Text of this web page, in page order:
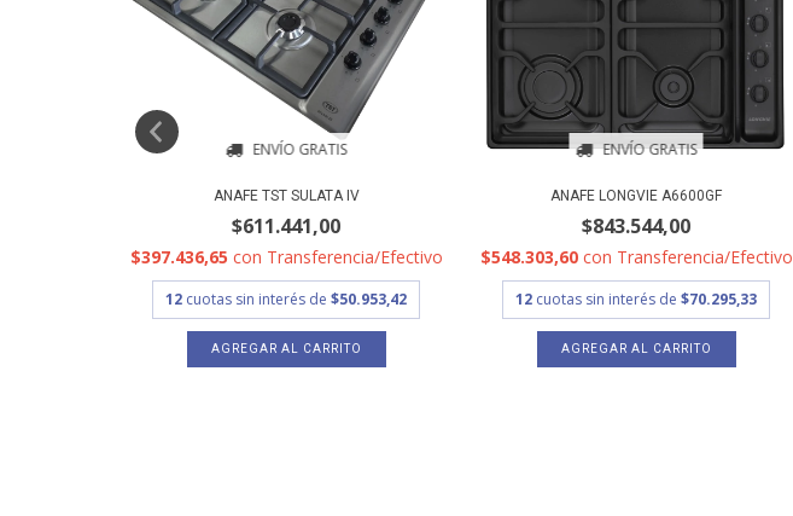
ENVÍO GRATIS
ANAFE TST SULATA IV
$611.441,00
$397.436,65 con Transferencia/Efectivo
12 cuotas sin interés de $50.953,42
ENVÍO GRATIS
ANAFE LONGVIE A6600GF
$843.544,00
$548.303,60 con Transferencia/Efectivo
12 cuotas sin interés de $70.295,33